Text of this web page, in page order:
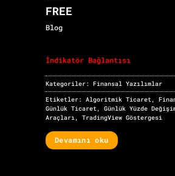
FREE
Blog
İndikatör Bağlantısı
Kategoriler: Finansal Yazılımlar
Etiketler: Algoritmik Ticaret,
Günlük Ticaret, Günlük Yüzde
Araçları, TradingView Göstergesi
Devamını oku